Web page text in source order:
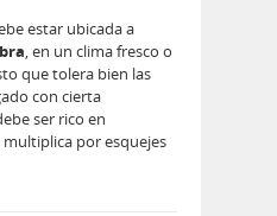
estar ubicada a
, en un clima fresco o
que tolera bien las
con cierta
ser rico en
multiplica por esquejes